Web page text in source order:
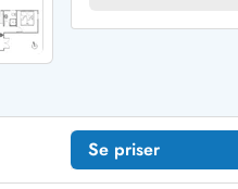
Se priser